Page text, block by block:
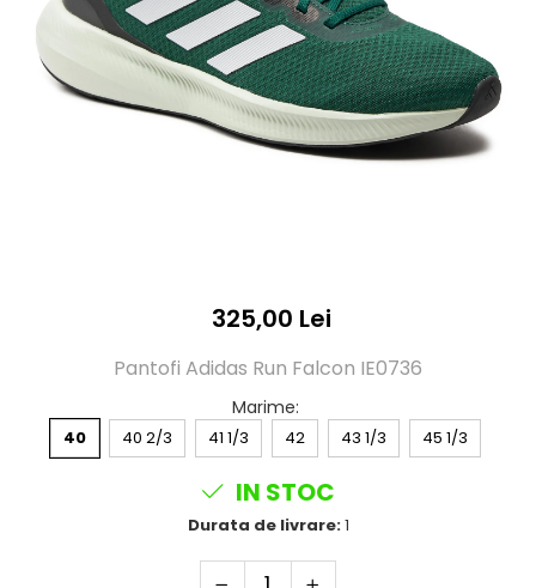
325,00 Lei
Pantofi Adidas Run Falcon IE0736
Marime:
40 40 2/3 41 1/3 42 43 1/3 45 1/3
IN STOC
Durata de livrare:1